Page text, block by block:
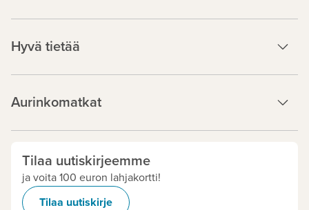
Hyvä tietää
Aurinkomatkat
Tilaa uutiskirjeemme
ja voita 100 euron lahjakortti!
Tilaa uutiskirje